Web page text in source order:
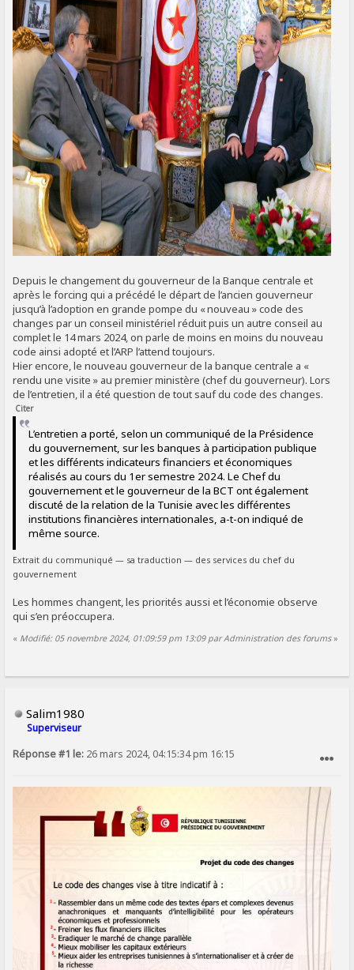
Depuis le changement du gouverneur de la Banque centrale et
après le forcing qui a précédé le départ de l’ancien gouverneur
jusqu’à l’adoption en grande pompe du « nouveau » code des
changes par un conseil ministériel réduit puis un autre conseil au
complet le 14 mars 2024, on parle de moins en moins du nouveau
code ainsi adopté et l’ARP l’attend toujours.
Hier encore, le nouveau gouverneur de la banque centrale a «
rendu une visite » au premier ministère (chef du gouverneur). Lors
de l’entretien, il a été question de tout sauf du code des changes.
Citer
L’entretien a porté, selon un communiqué de la Présidence
du gouvernement, sur les banques à participation publique
et les différents indicateurs financiers et économiques
réalisés au cours du 1er semestre 2024. Le Chef du
gouvernement et le gouverneur de la BCT ont également
discuté de la relation de la Tunisie avec les différentes
institutions financières internationales, a-t-on indiqué de
même source.
Extrait du communiqué — sa traduction — des services du chef du
gouvernement
Les hommes changent, les priorités aussi et l’économie observe
qui s’en préoccupera.
« Modifié: 05 novembre 2024, 01:09:59 pm 13:09 par Administration des forums»
Salim1980
Superviseur
Réponse #1 le: 26 mars 2024, 04:15:34 pm 16:15